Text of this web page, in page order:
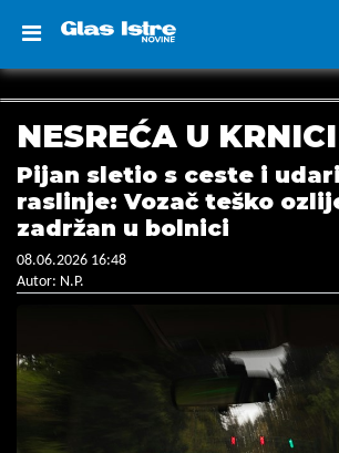
NESREĆA U KRNICI
Pijan sletio s ceste i
raslinje: Vozač teško
zadržan u bolnici
08.06.2026 16:48
Autor: N.P.